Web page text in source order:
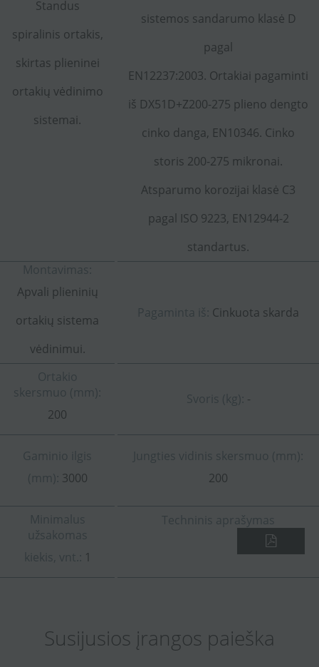
Standus
spiralinis ortakis,
skirtas plieninei
ortakių vėdinimo
sistemai.
sistemos sandarumo klasė D
pagal
EN12237:2003. Ortakiai pagaminti
iš DX51D+Z200-275 plieno dengto
cinko danga, EN10346. Cinko
storis 200-275 mikronai.
Atsparumo korozijai klasė C3
pagal ISO 9223, EN12944-2
standartus.
Montavimas:
Apvali plieninių
ortakių sistema
vėdinimui.
Pagaminta iš: Cinkuota skarda
Ortakio
skersmuo (mm):
200
Svoris (kg): -
Gaminio ilgis
(mm): 3000
Jungties vidinis skersmuo (mm):
200
Minimalus
užsakomas
kiekis, vnt.:
1
Techninis aprašymas
Susijusios įrangos paieška